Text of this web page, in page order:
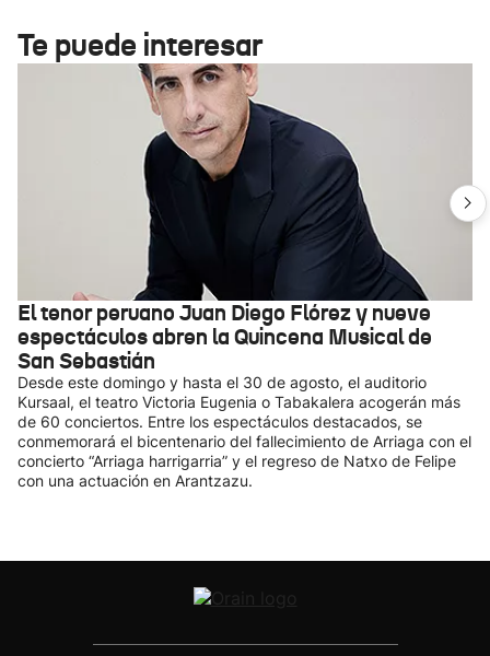
Te puede interesar
El tenor peruano Juan Diego Flórez y nueve
espectáculos abren la Quincena Musical de
San Sebastián
Desde este domingo y hasta el 30 de agosto, el auditorio
Kursaal, el teatro Victoria Eugenia o Tabakalera acogerán más
de 60 conciertos. Entre los espectáculos destacados, se
conmemorará el bicentenario del fallecimiento de Arriaga con el
concierto “Arriaga harrigarria” y el regreso de Natxo de Felipe
con una actuación en Arantzazu.